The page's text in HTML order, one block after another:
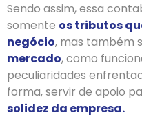
Sendo assim, essa
somente os tributos
negócio, mas também
mercado, como
peculiaridades
forma, servir de apoio
solidez da empresa.